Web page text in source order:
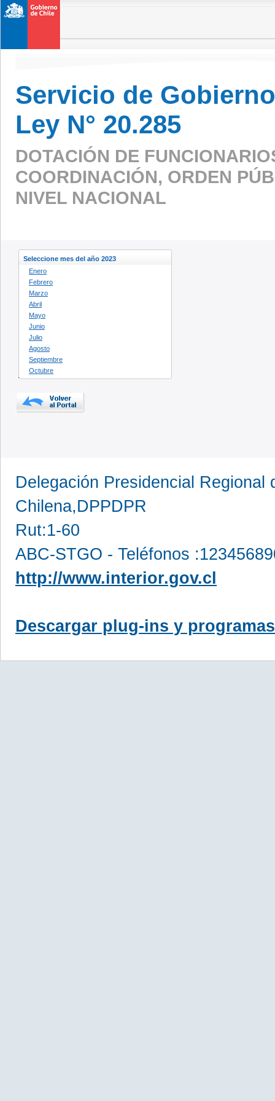
Servicio de
Ley N° 20.285
DOTACIÓN DE
COORDINACIÓN, ORDEN
NIVEL NACIONAL
Seleccione mes del año 2023
Enero
Febrero
Marzo
Abril
Mayo
Junio
Julio
Agosto
Septiembre
Octubre
Delegación Presidencial Regional
Chilena,DPPDPR
Rut:1-60
ABC-STGO - Teléfonos
http://www.interior.gov.cl
Descargar plug-ins y